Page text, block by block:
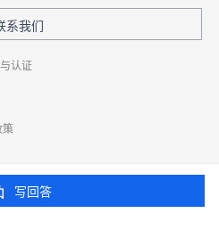
写回答
系我们
认证
号浙B2-20080101-4